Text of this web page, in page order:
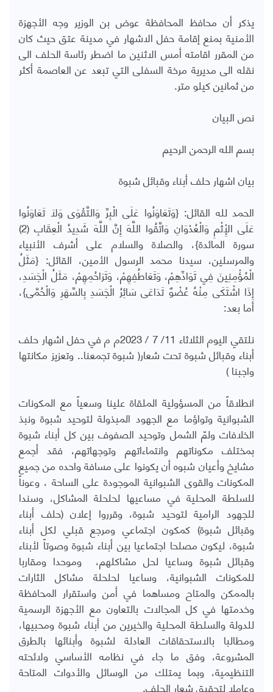
يذكر أن محافظ المحافظة عوض بن الوزير وجه الأجهزة
الأمنية بمنع إقامة حفل الاشهار في مدينة عتق حيث كان
من المقرر اقامته أمس الاثنين ما اضطر رئاسة الحلف الى
نقله الى مديرية مرخة السفلى التي تبعد عن العاصمة أكثر
من ثمانين كيلو متر.
نص البيان
بسم الله الرحمن الرحيم
بيان اشهار حلف أبناء وقبائل شبوة
الحمد لله القائل: {وَتَعَاوَنُوا عَلَى الْبِرِّ وَالتَّقْوَى وَلَا تَعَاوَنُوا
عَلَى الْإِثْمِ وَالْعُدْوَانِ وَاتَّقُوا اللَّهَ إِنَّ اللَّهَ شَدِيدُ الْعِقَابِ (2)
سورة المائدة}، والصلاة والسلام على أشرف الأنبياء
والمرسلين، سيدنا محمد الرسول الأمين، القائل: {مَثَلُ
الْمُؤْمِنِينَ فِي تَوَادِّهِمْ، وَتَعَاطُفِهِمْ، وَتَرَاحُمِهِمْ، مَثَلُ الْجَسَدِ،
إِذَا اشْتَكَى مِنْهُ عُضْوٌ تَدَاعَى سَائِرُ الْجَسَدِ بِالسَّهَرِ وَالْحُمَّى}،
أما بعد:
نلتقي اليوم الثلاثاء 11/ 7 / 2023م م في حفل اشهار حلف
أبناء وقبائل شبوة تحت شعار( شبوة تجمعنا.. وتعزيز مكانتها
واجبنا )
انطلاقاً من المسؤولية الملقاة علينا وسعياً مع المكونات
الشبوانية وتواؤما مع الجهود المبذولة لتوحيد شبوة ونبذ
الخلافات ولمّ الشمل وتوحيد الصفوف بين كل أبناء شبوة
بمختلف مكوناتهم وانتماءاتهم وتوجهاتهم، فقد أجمع
مشايخ وأعيان شبوه أن يكونوا على مسافة واحده من جميع
المكونات والقوى الشبوانية الموجودة على الساحة ، وعوناً
للسلطة المحلية في مساعيها لحلحلة المشاكل، وسندا
للجهود الرامية لتوحيد شبوة، وقرروا إعلان (حلف أبناء
وقبائل شبوة) كمكون اجتماعي ومرجع قبلي لكل أبناء
شبوة، ليكون مصلحا اجتماعيا بين أبناء شبوة وصوتاً لأبناء
وقبائل شبوة وساعيا لحل مشاكلهم، وموحدا ومقاربا
للمكونات الشبوانية، وساعيا لحلحلة مشاكل الثارات
بالممكن والمتاح ومساهما في أمن واستقرار المحافظة
وخدمتها في كل المجالات بالتعاون مع الأجهزة الرسمية
للدولة والسلطة المحلية والخيرين من أبناء شبوة ومحبيها،
ومطالبا بالاستحقاقات العادلة لشبوة وأبنائها بالطرق
المشروعة، وفق ما جاء في نظامه الأساسي ولائحته
التنظيمية، وبما يمتلك من الوسائل والأدوات المتاحة
وعاملا لتحقيق شعار الحلف.